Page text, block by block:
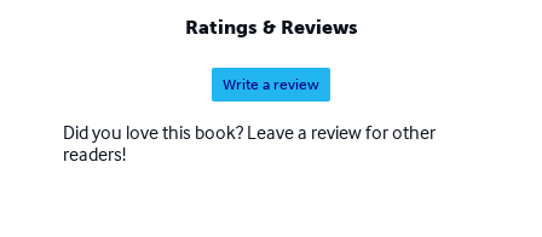
Ratings & Reviews
Write a review
Did you love this book? Leave a review for other
readers!